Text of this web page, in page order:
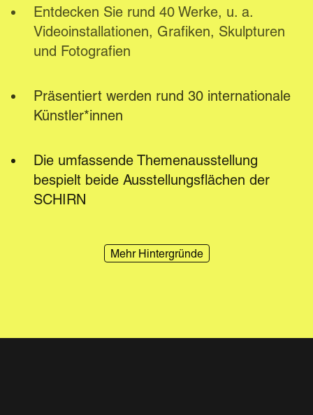
Entdecken Sie rund 40 Werke, u. a.
Videoinstallationen, Grafiken, Skulpturen
und Fotografien
Präsentiert werden rund 30 internationale
Künstler*innen
Die umfassende Themenausstellung
bespielt beide Ausstellungsflächen der
SCHIRN
Mehr Hintergründe